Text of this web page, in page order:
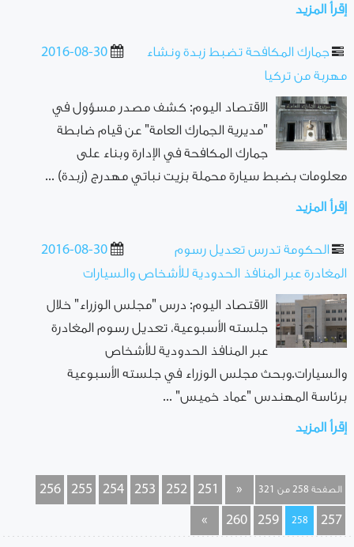
إقرأ المزيد
2016-08-30
جمارك المكافحة تضبط زبدة ونشاء
مهربة من تركيا
الاقتصاد اليوم: كشف مصدر مسؤول في
"مديرية الجمارك العامة" عن قيام ضابطة
جمارك المكافحة في الإدارة وبناء على
معلومات بضبط سيارة محملة بزيت نباتي مهدرج (زبدة) ...
إقرأ المزيد
2016-08-30
الحكومة تدرس تعديل رسوم
المغادرة عبر المنافذ الحدودية للأشخاص والسيارات
الاقتصاد اليوم: درس "مجلس الوزراء" خلال
جلسته الأسبوعية، تعديل رسوم المغادرة
عبر المنافذ الحدودية للأشخاص
والسيارات.وبحث مجلس الوزراء في جلسته الأسبوعية
برئاسة المهندس "عماد خميس" ...
إقرأ المزيد
الصفحة 258 من 321 «
251
252
253
254
255
256
257
258
259
260
»